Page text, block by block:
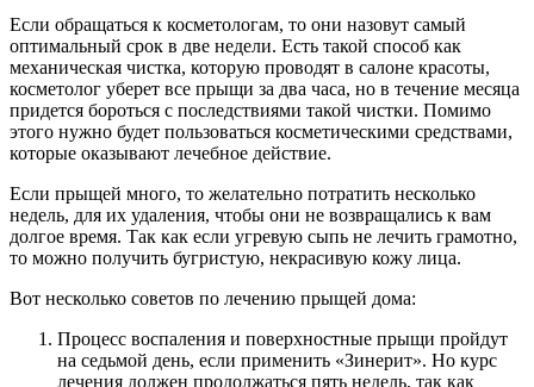
Если обращаться к косметологам, то они назовут самый
оптимальный срок в две недели. Есть такой способ как
механическая чистка, которую проводят в салоне красоты,
косметолог уберет все прыщи за два часа, но в течение месяца
придется бороться с последствиями такой чистки. Помимо
этого нужно будет пользоваться косметическими средствами,
которые оказывают лечебное действие.
Если прыщей много, то желательно потратить несколько
недель, для их удаления, чтобы они не возвращались к вам
долгое время. Так как если угревую сыпь не лечить грамотно,
то можно получить бугристую, некрасивую кожу лица.
Вот несколько советов по лечению прыщей дома:
Процесс воспаления и поверхностные прыщи пройдут
на седьмой день, если применить «Зинерит». Но курс
лечения должен продолжаться пять недель, так как